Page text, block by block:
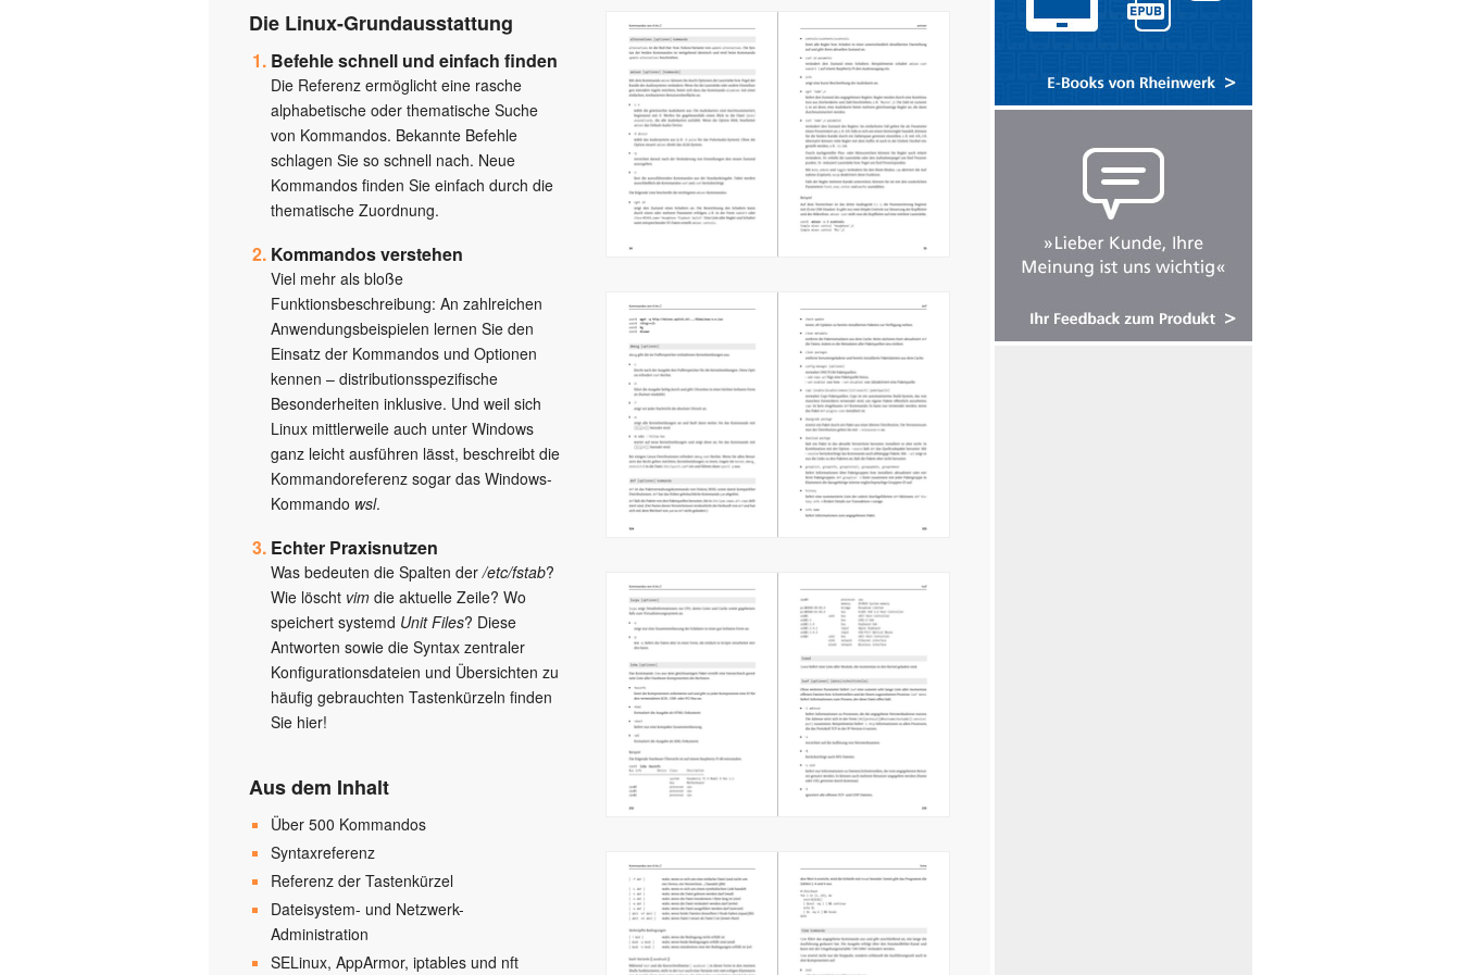
Die Linux-Grundausstattung
Befehle schnell und einfach finden
Die Referenz ermöglicht eine rasche
alphabetische oder thematische Suche
von Kommandos. Bekannte Befehle
schlagen Sie so schnell nach. Neue
Kommandos finden Sie einfach durch die
thematische Zuordnung.
Kommandos verstehen
Viel mehr als bloße
Funktionsbeschreibung: An zahlreichen
Anwendungsbeispielen lernen Sie den
Einsatz der Kommandos und Optionen
kennen – distributionsspezifische
Besonderheiten inklusive. Und weil sich
Linux mittlerweile auch unter Windows
ganz leicht ausführen lässt, beschreibt die
Kommandoreferenz sogar das Windows-
Kommando wsl.
Echter Praxisnutzen
Was bedeuten die Spalten der/etc/fstab?
Wie löscht vim die aktuelle Zeile? Wo
speichert systemd Unit Files? Diese
Antworten sowie die Syntax zentraler
Konfigurationsdateien und Übersichten zu
häufig gebrauchten Tastenkürzeln finden
Sie hier!
Aus dem Inhalt
Über 500 Kommandos
Syntaxreferenz
Referenz der Tastenkürzel
Dateisystem- und Netzwerk-
Administration
SELinux, AppArmor, iptables und nft